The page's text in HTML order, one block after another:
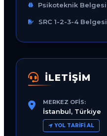
Psikoteknik Belgesi
SRC 1-2-3-4 Belgesi
İLETİŞİM
MERKEZ OFIS:
İstanbul, Türkiye
YOL TARIFI AL